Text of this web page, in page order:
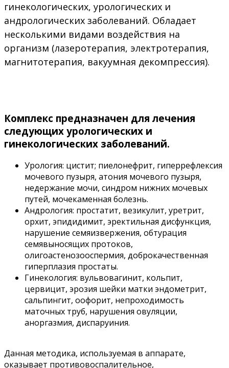
гинекологических, урологических и
андрологических заболеваний. Обладает
несколькими видами воздействия на
организм (лазеротерапия, электротерапия,
магнитотерапия, вакуумная декомпрессия).
Комплекс предназначен для лечения
следующих урологических и
гинекологических заболеваний.
Урология: цистит; пиелонефрит, гиперрефлексия
мочевого пузыря, атония мочевого пузыря,
недержание мочи, синдром нижних мочевых
путей, мочекаменная болезнь.
Андрология: простатит, везикулит, уретрит,
орхит, эпидидимит, эректильная дисфункция,
нарушение семяизвержения, обтурация
семявыносящих протоков,
олигоастенозооспермия, доброкачественная
гиперплазия простаты.
Гинекология: вульвовагинит, кольпит,
цервицит, эрозия шейки матки эндометрит,
сальпингит, оофорит, непроходимость
маточных труб, нарушения овуляции,
аноргазмия, диспаруиния.
Данная методика, используемая в аппарате,
оказывает противовоспалительное,